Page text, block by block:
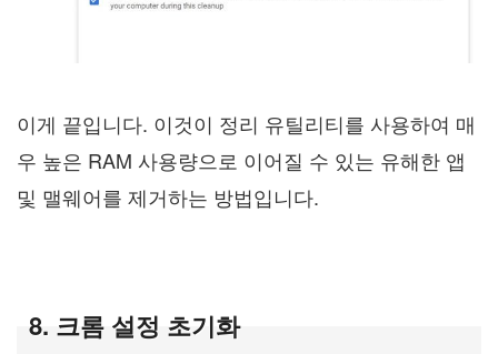
이게 끝입니다. 이것이 정리 유틸리티를 사용하여 매
우 높은 RAM 사용량으로 이어질 수 있는 유해한 앱
및 맬웨어를 제거하는 방법입니다.
8. 크롬 설정 초기화